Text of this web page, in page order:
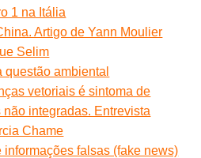
1 na Itália
Artigo de Yann Moulier
Selim
questão ambiental
vetoriais é sintoma de
integradas. Entrevista
Chame
informações falsas (fake news)